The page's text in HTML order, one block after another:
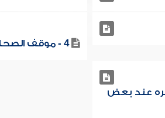
4 - موقف الصحابة من السؤال واللجوء إلى غير الله
عند بعض